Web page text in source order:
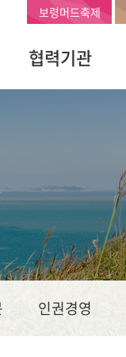
협력기관
보령머드축제
인권경영